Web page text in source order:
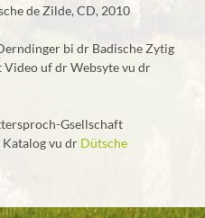
de Zilde, CD, 2010
bi dr Badische Zytig
Video uf dr Websyte vu dr
Gsellschaft
Katalog vu dr Dütsche